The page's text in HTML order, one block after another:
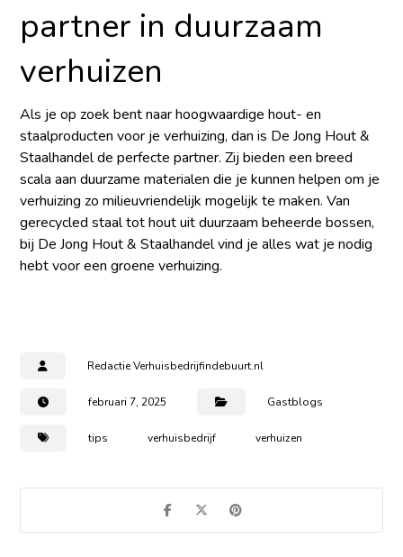
partner in duurzaam
verhuizen
Als je op zoek bent naar hoogwaardige hout- en
staalproducten voor je verhuizing, dan is De Jong Hout &
Staalhandelde perfecte partner. Zij bieden een breed
scala aan duurzame materialen die je kunnen helpen om je
verhuizing zo milieuvriendelijk mogelijk te maken. Van
gerecycled staal tot hout uit duurzaam beheerde bossen,
bij De Jong Hout & Staalhandel vind je alles wat je nodig
hebt voor een groene verhuizing.
Redactie Verhuisbedrijfindebuurt.nl
februari 7, 2025 Gastblogs
tips verhuisbedrijf verhuizen